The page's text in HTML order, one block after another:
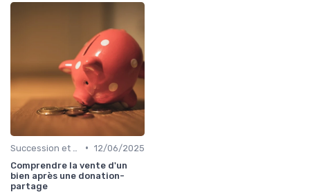
• 12/06/2025
Comprendre la vente d'un
bien après une donation-
partage